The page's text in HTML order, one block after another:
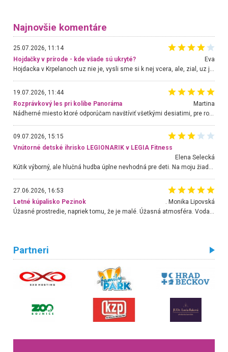
Najnovšie komentáre
25.07.2026, 11:14
Hojdačky v prírode - kde všade sú ukryté?
Eva
Hojdacka v Krpelanoch uz nie je, vysli sme si k nej vcera, ale, zial, uz je znicena. Ak sem planujete cestu len kvoli hojdacke, mozete si ju usetrit. Krasny vyhlad je tu vsak aj bez hojdacky :-)
19.07.2026, 11:44
Rozprávkový les pri kolibe Panoráma
Martina
Nádherné miesto ktoré odporúčam navštíviť všetkými desiatimi, pre rodiny s deťmi, dôchodcom... Proste a jednoducho ozaj rozprávkový les.. určite ešte prídeme. Odniesli sme si na pamiatku krásne tričká,
09.07.2026, 15:15
Vnútorné detské ihrisko LEGIONARIK v LEGIA Fitness
Elena Selecká
Kútik výborný, ale hlučná hudba úplne nevhodná pre deti. Na moju žiadosť o aspoň sušenie nereagovali.
27.06.2026, 16:53
Letné kúpalisko Pezinok
. Monika Lipovská
Úžasné prostredie, napriek tomu, že je malé. Úžasná atmosféra. Voda fantastická a nádherná. Ľudí je pomerne veľa, ale su mili a ohľaduplní. Je veľmi zaujímavé sledovať, ako dokážu spolu športovať cudzí ľudia a bez ohľadu na vek. Vládne tu pohoda. Vnuka neviem dostať z vody. Ďakujem za krásny deň . Urcite sa sem vrátim. Jediný problém je s parkovaním, ale aj ten sa mi podarilo vyriešiť. Monika Bratislava
Partneri